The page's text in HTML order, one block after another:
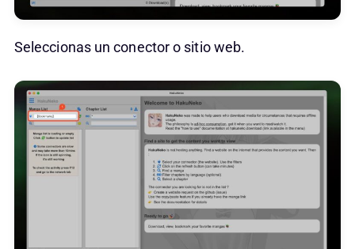
Seleccionas un conector o sitio web.